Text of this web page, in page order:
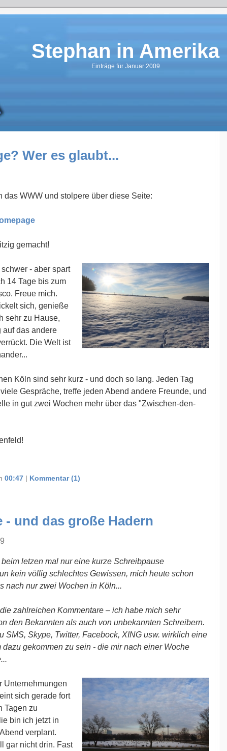
Stephan in Amerika
Einträge für Januar 2009
Wer es glaubt...
das WWW und stolpere über diese Seite:
gemacht!
- aber spart
14 Tage bis zum
Freue mich.
sich, genieße
sehr zu Hause,
auf das andere
Die Welt ist
Köln sind sehr kurz - und doch so lang. Jeden Tag
Gespräche, treffe jeden Abend andere Freunde, und
in gut zwei Wochen mehr über das "Zwischen-den-
00:47 | Kommentar (1)
- und das große Hadern
letzen mal nur eine kurze Schreibpause
kein völlig schlechtes Gewissen, mich heute schon
nach nur zwei Wochen in Köln...
zahlreichen Kommentare – ich habe mich sehr
den Bekannten als auch von unbekannten Schreibern.
SMS, Skype, Twitter, Facebock, XING usw. wirklich eine
gekommen zu sein - die mir nach einer Woche
Unternehmungen
sich gerade fort
Tagen zu
bin ich jetzt in
verplant.
gar nicht drin. Fast